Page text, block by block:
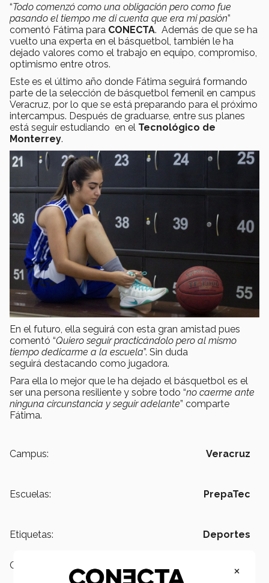
“Todo comenzó como una obligación pero como fue
pasando el tiempo me di cuenta que era mi pasión”
comentó Fátima para CONECTA. Además de que se ha
vuelto una experta en el básquetbol, también le ha
dejado valores como el trabajo en equipo, compromiso,
optimismo entre otros.
Este es el último año donde Fátima seguirá formando
parte de la selección de básquetbol femenil en campus
Veracruz, por lo que se está preparando para el próximo
intercampus. Después de graduarse, entre sus planes
está seguir estudiando en el Tecnológico de
Monterrey.
En el futuro, ella seguirá con esta gran amistad pues
comentó “Quiero seguir practicándolo pero al mismo
tiempo dedicarme a la escuela”. Sin duda
seguirá destacando como jugadora.
Para ella lo mejor que le ha dejado el básquetbol es el
ser una persona resiliente y sobre todo “no caerme ante
ninguna circunstancia y seguir adelante” comparte
Fátima.
Campus: Veracruz
Escuelas: PrepaTec
Etiquetas: Deportes
Categoría: ×